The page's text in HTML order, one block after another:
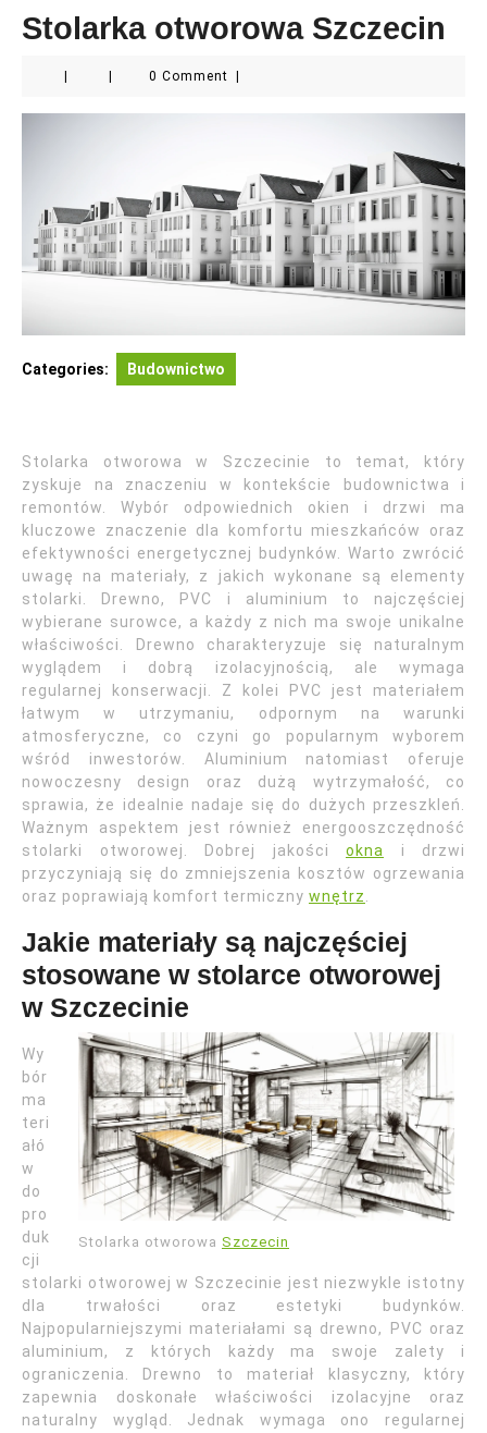
Stolarka otworowa Szczecin
0 Comment
Categories: Budownictwo
Stolarka otworowa w Szczecinie to temat, który
zyskuje na znaczeniu w kontekście budownictwa i
remontów. Wybór odpowiednich okien i drzwi ma
kluczowe znaczenie dla komfortu mieszkańców oraz
efektywności energetycznej budynków. Warto zwrócić
uwagę na materiały, z jakich wykonane są elementy
stolarki. Drewno, PVC i aluminium to najczęściej
wybierane surowce, a każdy z nich ma swoje unikalne
właściwości. Drewno charakteryzuje się naturalnym
wyglądem i dobrą izolacyjnością, ale wymaga
regularnej konserwacji. Z kolei PVC jest materiałem
łatwym w utrzymaniu, odpornym na warunki
atmosferyczne, co czyni go popularnym wyborem
wśród inwestorów. Aluminium natomiast oferuje
nowoczesny design oraz dużą wytrzymałość, co
sprawia, że idealnie nadaje się do dużych przeszkleń.
Ważnym aspektem jest również energooszczędność
stolarki otworowej. Dobrej jakości okna
i drzwi
przyczyniają się do zmniejszenia kosztów ogrzewania
oraz poprawiają komfort termiczny wnętrz
Jakie materiały są najczęściej
stosowane w stolarce otworowej
w Szczecinie
Stolarka otworowa Szczecin
Wy
bór
ma
teri
ałó
w
do
pro
duk
cji
stolarki otworowej w Szczecinie jest niezwykle istotny
dla trwałości oraz estetyki budynków.
Najpopularniejszymi materiałami są drewno, PVC oraz
aluminium, z których każdy ma swoje zalety i
ograniczenia. Drewno to materiał klasyczny, który
zapewnia doskonałe właściwości izolacyjne oraz
naturalny wygląd. Jednak wymaga ono regularnej